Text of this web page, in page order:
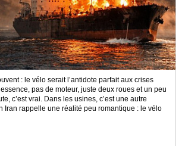
: le vélo serait l’antidote parfait aux crises
pas de moteur, juste deux roues et un peu
c’est vrai. Dans les usines, c’est une autre
Iran rappelle une réalité peu romantique : le vélo